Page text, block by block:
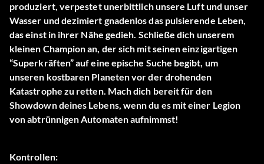
produziert, verpestet unerbittlich unsere Luft und unser
Wasser und dezimiert gnadenlos das pulsierende Leben,
das einst in ihrer Nähe gedieh. Schließe dich unserem
kleinen Champion an, der sich mit seinen einzigartigen
“Superkräften” auf eine epische Suche begibt, um
unseren kostbaren Planeten vor der drohenden
Katastrophe zu retten. Mach dich bereit für den
Showdown deines Lebens, wenn du es mit einer Legion
von abtrünnigen Automaten aufnimmst!
Kontrollen: